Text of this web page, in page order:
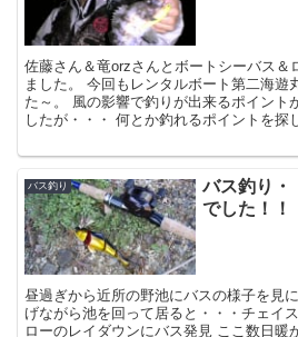
佐藤さん＆竜orzさんとボートシーバス＆
ました。 今回もレンタルボート第二海遊
た～。 風の影響で釣りが出来るポイント
したが・・・ 何とか釣れるポイントを探
バス釣り
バス釣り
でした！！
昼過ぎから近所の野池にバスの様子を見
げながら池を回って居ると・・・チェイ
ローのレイダウンにバス発見 ここ数日暖